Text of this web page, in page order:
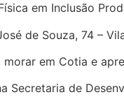
em Inclusão
de Souza, 74 –
em Cotia e
Secretaria de